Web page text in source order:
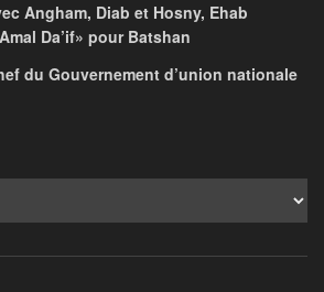
Angham, Diab et Hosny, Ehab
Da’if» pour Batshan
du Gouvernement d’union nationale